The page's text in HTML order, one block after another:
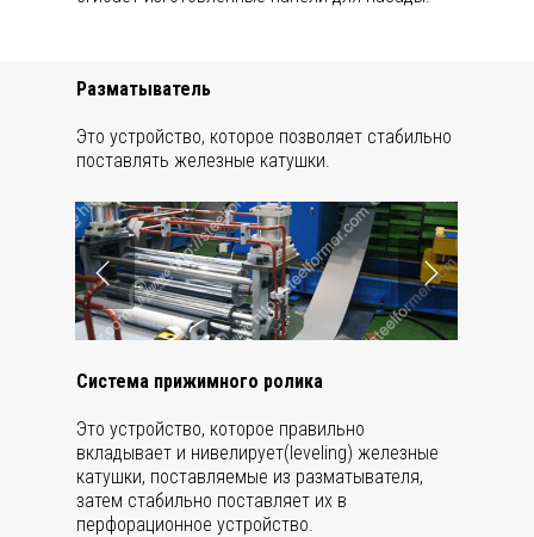
Разматыватель
Это устройство, которое позволяет стабильно
поставлять железные катушки.
Система прижимного ролика
Это устройство, которое правильно
вкладывает и нивелирует(leveling) железные
катушки, поставляемые из разматывателя,
затем стабильно поставляет их в
перфорационное устройство.